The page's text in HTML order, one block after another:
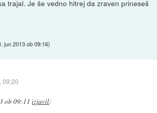
trajal. Je še vedno hitrej da zraven prineseš
jun 2013 ob 09:16)
09:20
ob 09:11 izjavil: